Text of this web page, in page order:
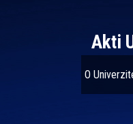
Akti
O